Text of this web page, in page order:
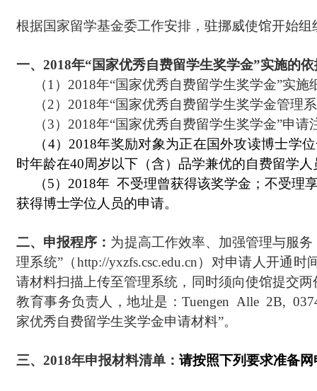
根据国家留学基金委工作安排，驻挪威使馆开始
一、2018年“国家优秀自费留学生奖学金”实施的
（1）2018年“国家优秀自费留学生奖学金”实施
（2）2018年“国家优秀自费留学生奖学金管理
（3）2018年“国家优秀自费留学生奖学金”申请
（4）2018年奖励对象为正在国外攻读博士学
时年龄在40周岁以下（含）品学兼优的自费留学人
（5）2018年 不受理曾获得该奖学金；不受理
获得博士学位人员的申请。
二、申报程序： 为提高工作效率、加强管理与服
理系统”（http://yxzfs.csc.edu.cn）对申请人开通时
请材料扫描上传至管理系统，同时须向使馆提交
教育事务负责人，地址是：Tuengen Alle 2B,
家优秀自费留学生奖学金申请材料”。
三、2018年申报材料清单： 请按照下列要求准备